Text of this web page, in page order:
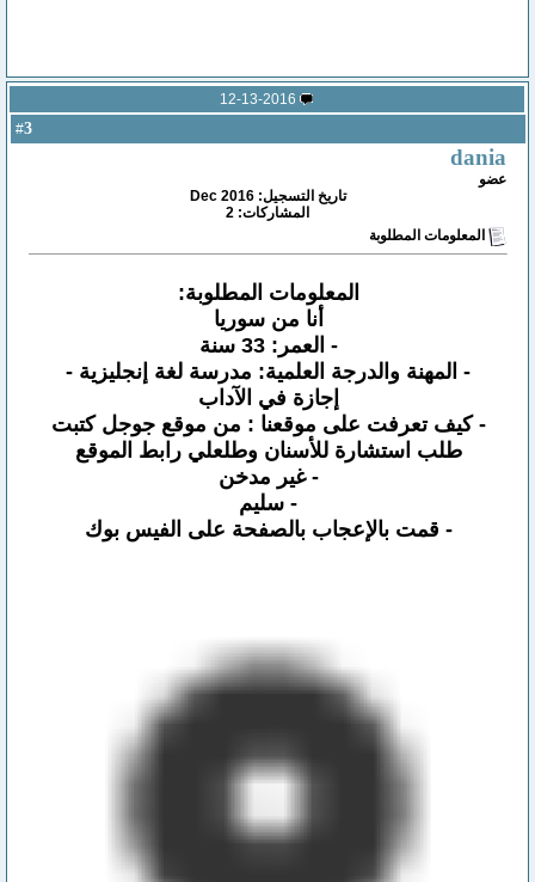
12-13-2016
3
dania
عضو
تاريخ التسجيل: Dec 2016
المشاركات: 2
المعلومات المطلوبة
المعلومات المطلوبة:
أنا من سوريا
- العمر: 33 سنة
- المهنة والدرجة العلمية: مدرسة لغة إنجليزية -
إجازة في الآداب
- كيف تعرفت على موقعنا : من موقع جوجل كتبت
طلب استشارة للأسنان وطلعلي رابط الموقع
- غير مدخن
- سليم
- قمت بالإعجاب بالصفحة على الفيس بوك